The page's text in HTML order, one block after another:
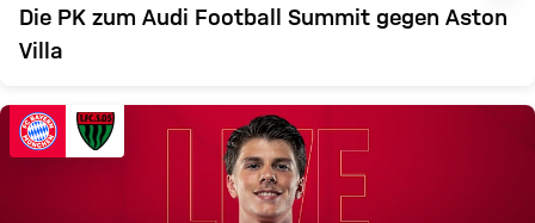
Die PK zum Audi Football Summit gegen Aston
Villa